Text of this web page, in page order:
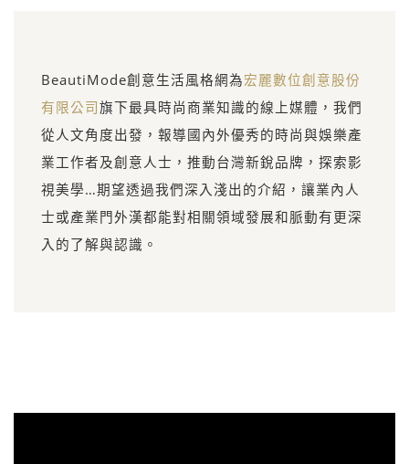
BeautiMode創意生活風格網為宏麗數位創意股份
有限公司旗下最具時尚商業知識的線上媒體，我們
從人文角度出發，報導國內外優秀的時尚與娛樂產
業工作者及創意人士，推動台灣新銳品牌，探索影
視美學…期望透過我們深入淺出的介紹，讓業內人
士或產業門外漢都能對相關領域發展和脈動有更深
入的了解與認識。